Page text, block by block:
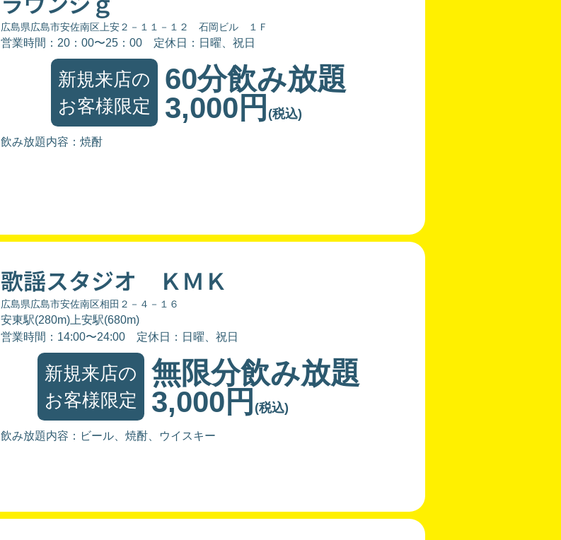
広島県広島市安佐南区上安２－１１－１２ 石岡ビル １Ｆ
営業時間：20：00〜25：00 定休日：日曜、祝日
新規来店の
お客様限定
60分飲み放題
3,000円 (税込)
飲み放題内容：焼酎
歌謡スタジオ ＫＭＫ
広島県広島市安佐南区相田２－４－１６
安東駅(280m)上安駅(680m)
営業時間：14:00〜24:00
定休日：日曜、祝日
新規来店の
お客様限定
無限分飲み放題
3,000円 (税込)
飲み放題内容：ビール、焼酎、ウイスキー